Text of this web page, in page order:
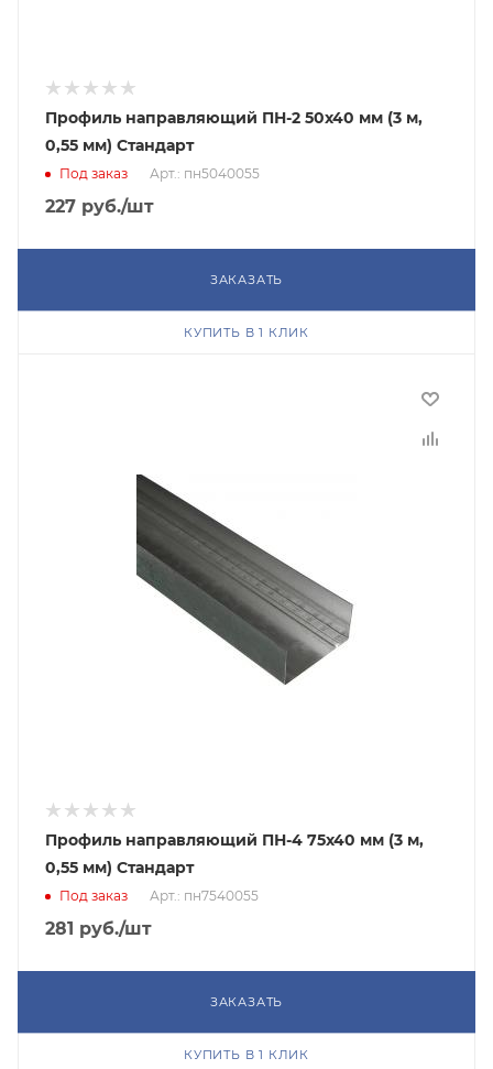
Профиль направляющий ПН-2 50х40 мм (3 м,
0,55 мм) Стандарт
Под заказ Арт.: пн5040055
227 руб./шт
ЗАКАЗАТЬ
КУПИТЬ В 1 КЛИК
Профиль направляющий ПН-4 75х40 мм (3 м,
0,55 мм) Стандарт
Под заказ Арт.: пн7540055
281 руб./шт
ЗАКАЗАТЬ
КУПИТЬ В 1 КЛИК